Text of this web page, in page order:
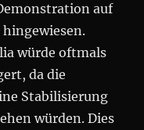
auf
würde oftmals
da die
Stabilisierung
würden. Dies